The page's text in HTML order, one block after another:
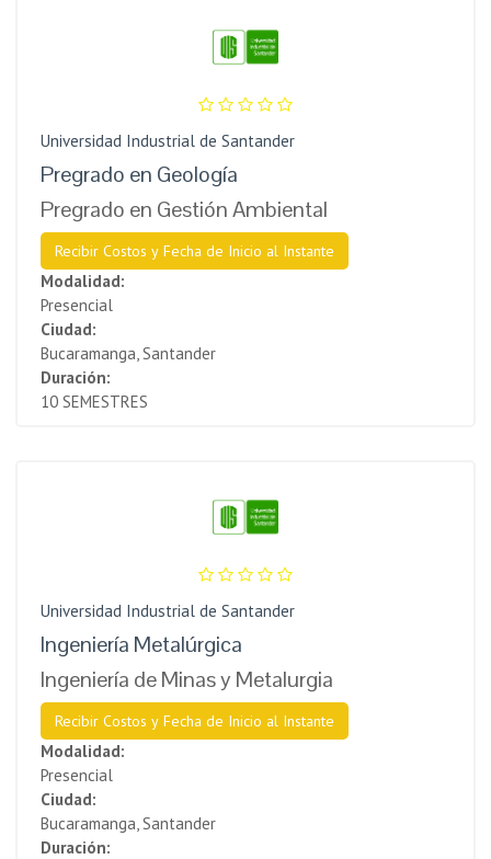
Universidad Industrial de Santander
Pregrado en Geología
Pregrado en Gestión Ambiental
Recibir Costos y Fecha de Inicio al Instante
Modalidad:
Presencial
Ciudad:
Bucaramanga, Santander
Duración:
10 SEMESTRES
Universidad Industrial de Santander
Ingeniería Metalúrgica
Ingeniería de Minas y Metalurgia
Recibir Costos y Fecha de Inicio al Instante
Modalidad:
Presencial
Ciudad:
Bucaramanga, Santander
Duración: